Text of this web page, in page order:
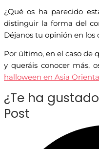
¿Qué os ha parecido
distinguir la forma del
Déjanos tu opinión en los
Por último, en el caso de
y queráis conocer más,
halloween en Asia
¿Te ha
Post